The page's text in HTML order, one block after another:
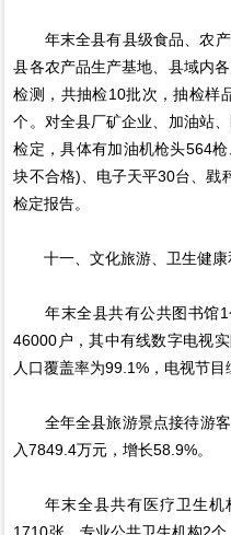
年末全县有县级食品、农产
县各农产品生产基地、县域内
检测，共抽检10批次，抽检样
个。对全县厂矿企业、加油站
检定，具体有加油机枪头564
块不合格)、电子天平30台、戥
检定报告。
十一、文化旅游、卫生健康
年末全县共有公共图书馆1
46000户，其中有线数字电视
人口覆盖率为99.1%，电视节目
全年全县旅游景点接待游客
入7849.4万元，增长58.9%。
年末全县共有医疗卫生机